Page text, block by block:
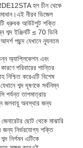
হল চীন থেকে
নীরব ডিজেল
ধ্রুবক আউটপুট শক্তি
ইঞ্জিনটি ≤ 70 ডিবি
পছন্দ যেখানে ন্যূনতম
অ্যাপ্লিকেশন এবং
পরিবারের শান্তির
নিশ্চিত করেএটি বিশেষ
শব্দ দূষণকে সর্বনিম্ন
পর্যন্ত তাপমাত্রায়
জলবায়ু অবস্থার জন্য
ছোট থেকে মাঝারি
জন্য নির্ভরযোগ্য শক্তি
নির্গমন এটিকে